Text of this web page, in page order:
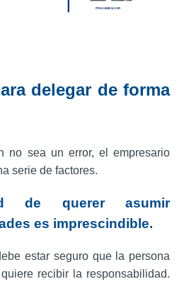
delegar de forma
no sea un error, el empresario
serie de factores.
de querer asumir
es imprescindible.
estar seguro que la persona
recibir la responsabilidad.